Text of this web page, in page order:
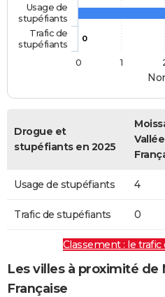
0
Usage de
stupéfiants
Trafic de
stupéfiants
0
1
Drogue et
stupéfiants en 2025
Usage de stupéfiants 4
Trafic de stupéfiants 0
Classement : le
Les villes à proximité de
Française